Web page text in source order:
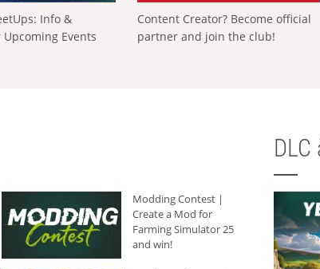
Info &
Events
Content Creator? Become official
partner and join the club!
Modding Contest |
Create a Mod for
Farming Simulator 25
and win!
DLC